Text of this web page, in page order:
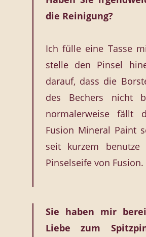
die Reinigung?
Ich fülle eine Tasse
stelle den Pinsel
darauf, dass die
des Bechers nicht
normalerweise fällt
Fusion Mineral Paint
seit kurzem
Pinselseife von Fusion.
Sie haben mir
Liebe zum